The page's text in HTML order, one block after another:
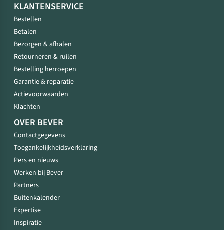
KLANTENSERVICE
Bestellen
Betalen
Bezorgen & afhalen
Retourneren & ruilen
Bestelling herroepen
Garantie & reparatie
Actievoorwaarden
Klachten
OVER BEVER
Contactgegevens
Toegankelijkheidsverklaring
Pers en nieuws
Werken bij Bever
Partners
Buitenkalender
Expertise
Inspiratie